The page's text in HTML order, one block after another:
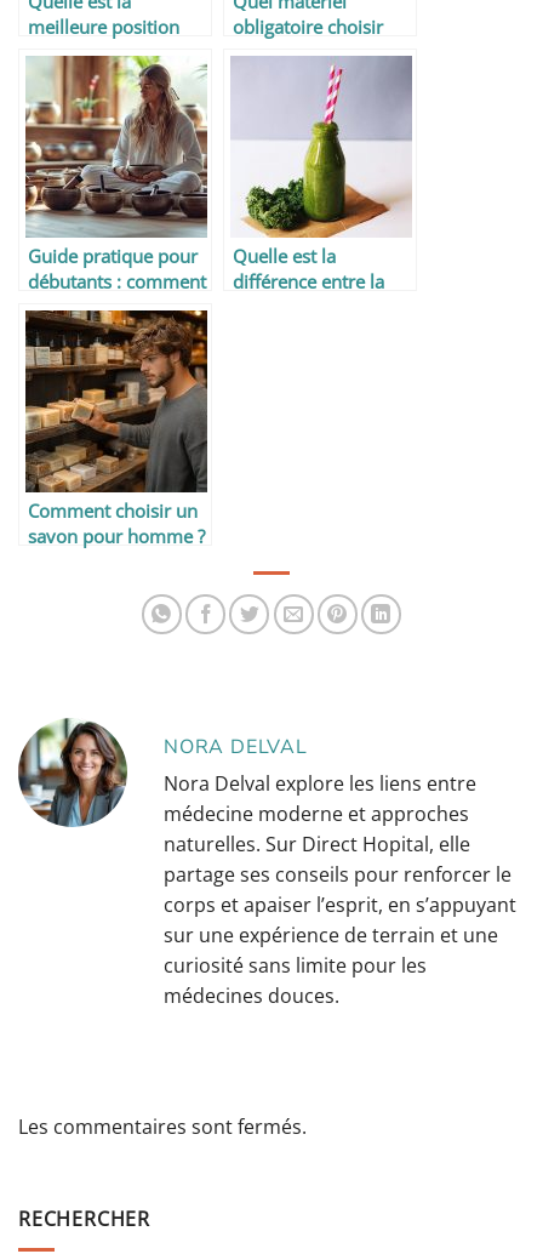
meilleure position
quand on est
constipé ?
obligatoire choisir
pour l’UTMB ?
Guide pratique pour
débutants : comment
jouer et choisir un
bol tibétain
Quelle est la
différence entre la
Comment choisir un
savon pour homme ?
NORA DELVAL
Nora Delval explore les liens entre
médecine moderne et approches
naturelles. Sur Direct Hopital, elle
partage ses conseils pour renforcer le
corps et apaiser l’esprit, en s’appuyant
sur une expérience de terrain et une
curiosité sans limite pour les
médecines douces.
Les commentaires sont fermés.
RECHERCHER